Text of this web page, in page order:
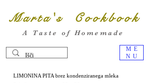
ME
NU
Marta's Cookbook
A Taste of Homemade
LIMONINA PITA brez kondenziranega mleka